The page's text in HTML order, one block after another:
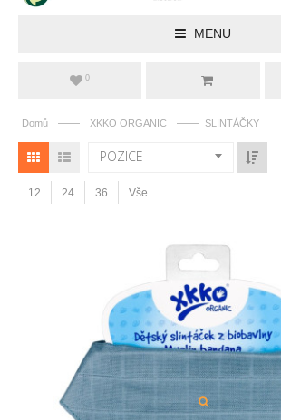
MENU
0
Domů —— XKKO ORGANIC —— SLINTÁČKY
POZICE
12 24 36 Vše